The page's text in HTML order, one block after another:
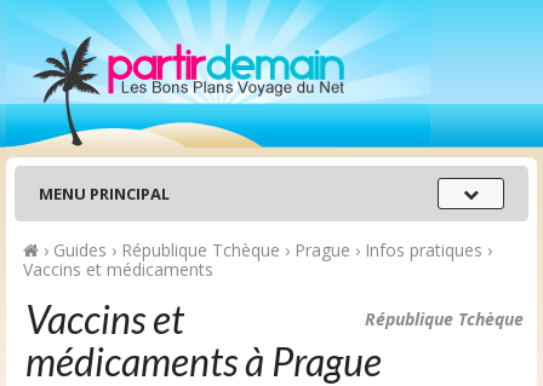
Menu
principal
MENU PRINCIPAL
› Guides › République Tchèque › Prague › Infos pratiques ›
Vaccins et médicaments
République Tchèque
Vaccins et
médicaments à Prague